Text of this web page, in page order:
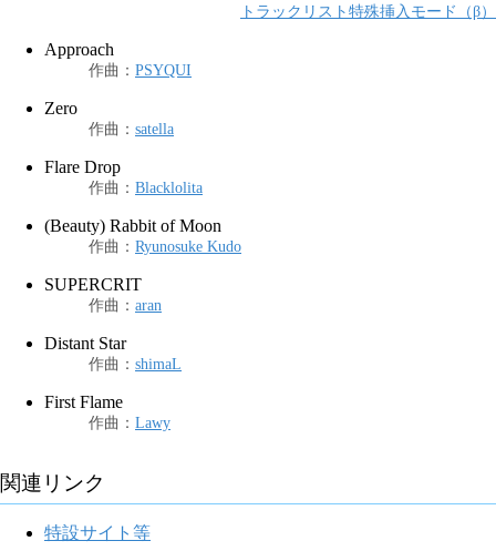
トラックリスト特殊挿入モード（β）
Approach
作曲 ： PSYQUI
Zero
作曲 ： satella
Flare Drop
作曲 ： Blacklolita
(Beauty) Rabbit of Moon
作曲 ： Ryunosuke Kudo
SUPERCRIT
作曲 ： aran
Distant Star
作曲 ： shimaL
First Flame
作曲 ： Lawy
関連リンク
特設サイト等